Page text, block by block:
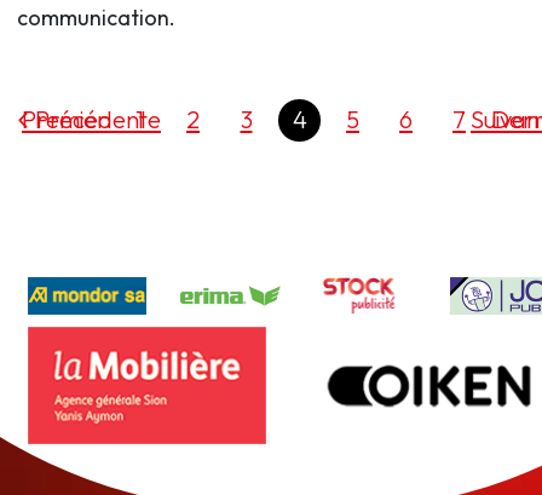
communication.
Précédente
Premier 1 2 3 4 5 6 7